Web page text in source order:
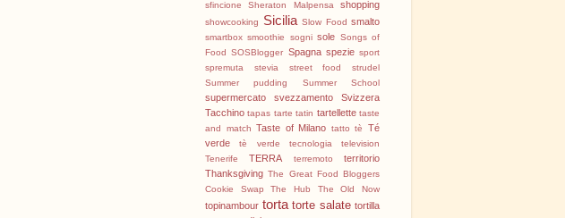
sfincione
Sheraton Malpensa shopping
showcooking Sicilia Slow Food smalto
smartbox smoothie sogni sole Songs of
Food
SOSBlogger Spagna spezie sport
spremuta
stevia street food
strudel
Summer pudding
Summer School
supermercato svezzamento
Svizzera
Tacchino tapas tarte tatin tartellette taste
and match Taste of Milano tatto tè
Té
verde
tè verde tecnologia
television
Tenerife
TERRA terremoto
territorio
Thanksgiving The Great Food Bloggers
Cookie Swap
The Hub The Old Now
topinambour torta torte salate tortilla